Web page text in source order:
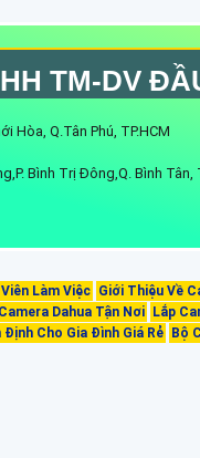
TM-DV
Hòa, Q.Tân Phú, TP.HCM
Bình Trị Đông,Q. Bình Tân,
Làm Việc Giới Thiệu Về
Dahua Tận Nơi Lắp
Định Cho Gia Đình Giá Rẻ Bộ